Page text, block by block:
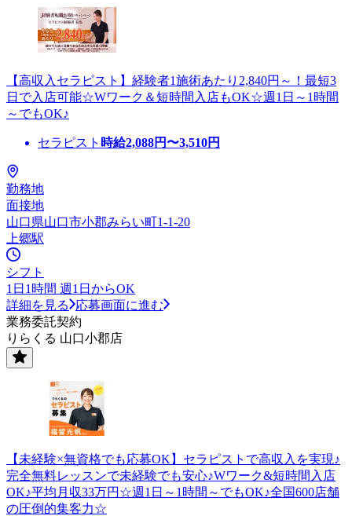
【高収入セラピスト】経験者1施術あたり2,840円～！最短3
日で入店可能☆Wワーク＆短時間入店もOK☆週1日～1時間
～でもOK♪
セラピスト 時給2,088円〜3,510円
勤務地
面接地
山口県山口市小郡みらい町1-1-20
上郷駅
シフト
1日1時間 週1日からOK
詳細を見る
応募画面に進む
業務委託契約
りらくる 山口小郡店
【未経験×無資格でも応募OK】セラピストで高収入を実現♪
完全無料レッスンで未経験でも安心♪Wワーク&短時間入店
OK♪平均月収33万円☆週1日～1時間～でもOK♪全国600店舗
の圧倒的集客力☆